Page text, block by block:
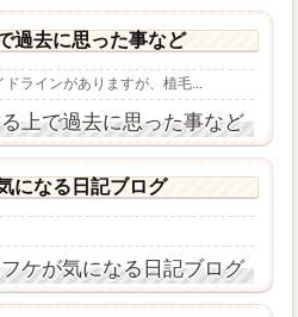
過去に思った事など
ラインがありますが、植毛...
上で過去に思った事など
になる日記ブログ
ケが気になる日記ブログ